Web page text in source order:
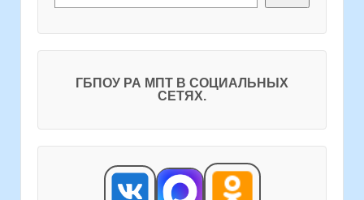
ГБПОУ РА МПТ В СОЦИАЛЬНЫХ
СЕТЯХ.